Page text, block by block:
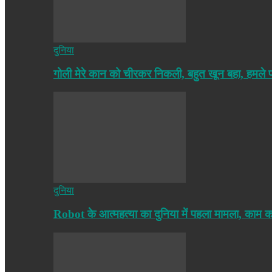
दुनिया
गोली मेरे कान को चीरकर निकली, बहुत खून बहा, हमले
दुनिया
Robot के आत्महत्या का दुनिया में पहला मामला, काम